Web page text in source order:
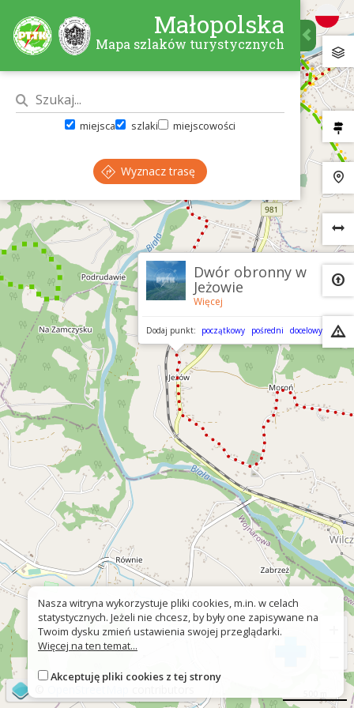
×
Dwór obronny w
Jeżowie
Więcej
Dodaj punkt: początkowy pośredni docelowy
Małopolska
Mapa szlaków turystycznych
miejsca szlaki miejscowości
Wyznacz trasę
Nasza witryna wykorzystuje pliki cookies, m.in. w celach
statystycznych. Jeżeli nie chcesz, by były one zapisywane na
Twoim dysku zmień ustawienia swojej przeglądarki.
Więcej na ten temat...
Akceptuję pliki cookies z tej strony